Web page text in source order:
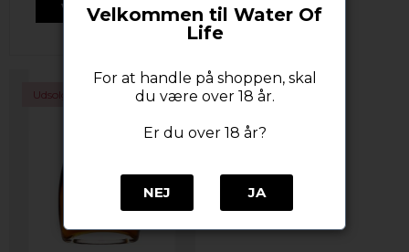
VIS PRODUKT
Udsolgt
Velkommen til Water Of
Life
For at handle på shoppen, skal
du være over 18 år.
Er du over 18 år?
NEJ JA